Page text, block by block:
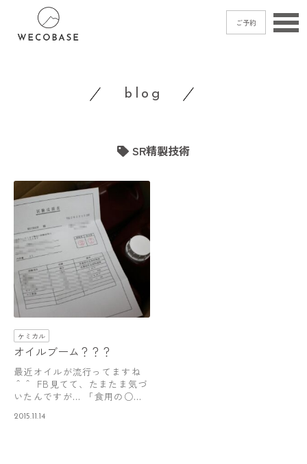
ご予約
contact
ご予約
blog
SR精製技術
ケミカル
オイルブーム？？？
最近オイルが流行ってますね
＾＾ FB見てて、たまたま気づ
いたんですが… 「食用の○○
2015.11.14